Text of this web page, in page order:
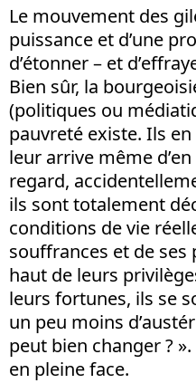
Le mouvement des
puissance et d’une
d’étonner – et
Bien sûr, la
(politiques ou
pauvreté existe. Ils
leur arrive même
regard,
ils sont totalement
conditions de vie
souffrances et de ses
haut de leurs
leurs fortunes, ils se
un peu moins
peut bien changer ?
en pleine face.